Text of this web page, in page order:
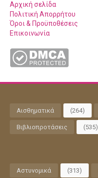
Αρχική σελίδα
Πολιτική Απορρήτου
Όροι & Προϋποθέσεις
Επικοινωνία
Αισθηματικά (264)
Βιβλιοπροτάσεις (535)
Αστυνομικά (313)